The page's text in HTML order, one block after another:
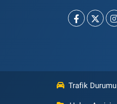
Trafik Durumu